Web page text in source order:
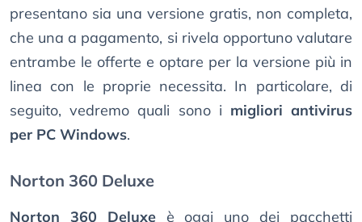
presentano sia una versione gratis, non completa,
che una a pagamento, si rivela opportuno valutare
entrambe le offerte e optare per la versione più in
linea con le proprie necessita. In particolare, di
seguito, vedremo quali sono i migliori antivirus
per PC Windows.
Norton 360 Deluxe
Norton 360 Deluxeè oggi uno dei pacchetti